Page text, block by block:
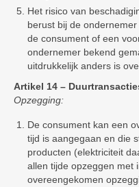
Het risico van
berust bij de
de consument of een
ondernemer bekend
uitdrukkelijk anders is
Artikel 14 –
Opzegging:
De consument kan een
tijd is aangegaan en die
producten (elektriciteit
allen tijde opzeggen met
overeengekomen